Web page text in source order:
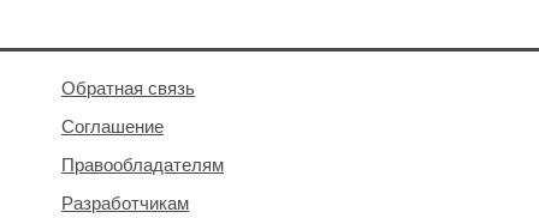
Обратная связь
Соглашение
Правообладателям
Разработчикам